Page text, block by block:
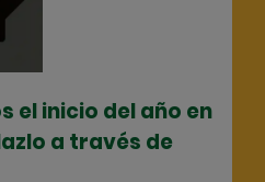
el inicio del año en
a través de